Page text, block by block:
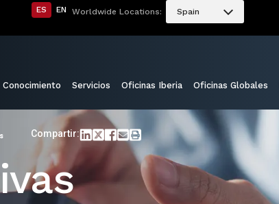
ES EN Worldwide Locations: Spain
Conocimiento Servicios Oficinas Iberia Oficinas Globales
Compartir: